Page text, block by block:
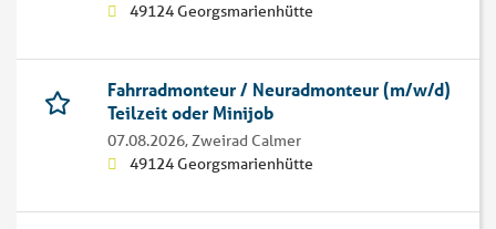
49124 Georgsmarienhütte
Fahrradmonteur / Neuradmonteur (m/w/d)
Teilzeit oder Minijob
07.08.2026,Zweirad Calmer
49124 Georgsmarienhütte